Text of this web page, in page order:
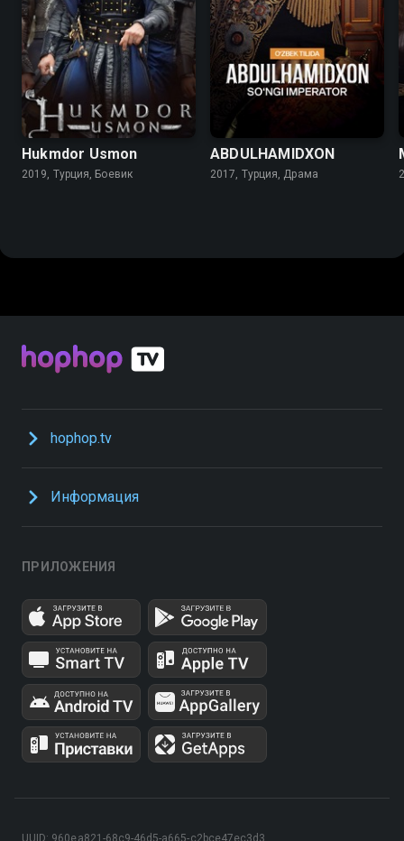
Hukmdor Usmon
2019, Турция, Боевик
ABDULHAMIDXON
2017, Турция, Драма
hophop.tv
Информация
ПРИЛОЖЕНИЯ
UUID: 960ea821-68c9-46d5-a665-c2bce47ec3d3